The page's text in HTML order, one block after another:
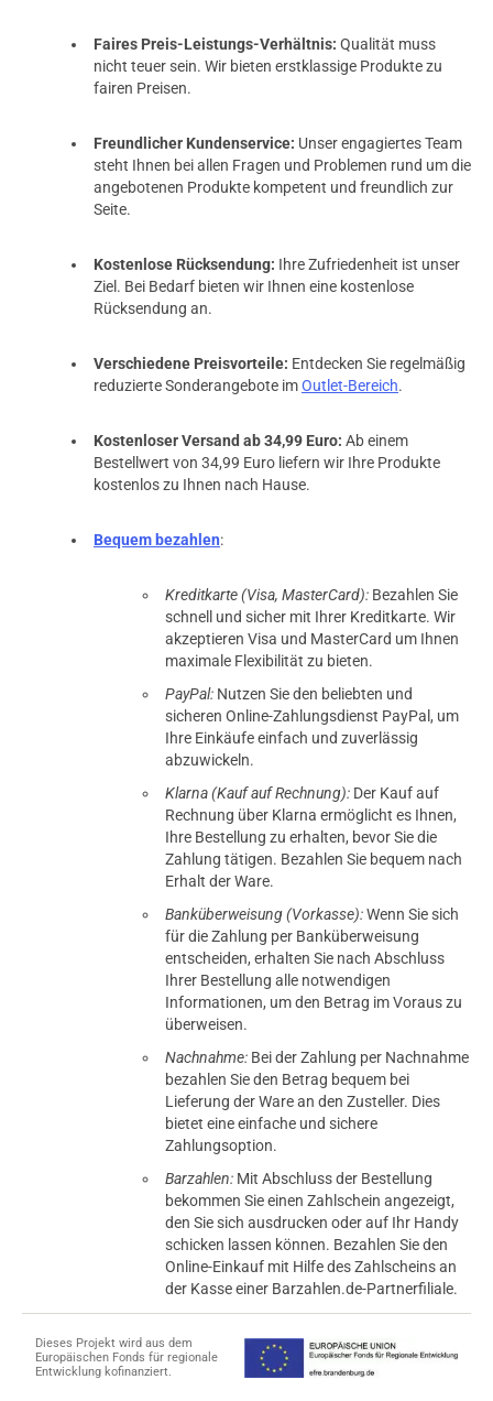
Faires Preis-Leistungs-Verhältnis: Qualität muss
nicht teuer sein. Wir bieten erstklassige Produkte zu
fairen Preisen.
Freundlicher Kundenservice: Unser engagiertes Team
steht Ihnen bei allen Fragen und Problemen rund um die
angebotenen Produkte kompetent und freundlich zur
Seite.
Kostenlose Rücksendung: Ihre Zufriedenheit ist unser
Ziel. Bei Bedarf bieten wir Ihnen eine kostenlose
Rücksendung an.
Verschiedene Preisvorteile: Entdecken Sie regelmäßig
reduzierte Sonderangebote imOutlet-Bereich.
Kostenloser Versand ab 34,99 Euro: Ab einem
Bestellwert von 34,99 Euro liefern wir Ihre Produkte
kostenlos zu Ihnen nach Hause.
Bequem bezahlen:
Kreditkarte (Visa, MasterCard): Bezahlen Sie
schnell und sicher mit Ihrer Kreditkarte. Wir
akzeptieren Visa und MasterCard um Ihnen
maximale Flexibilität zu bieten.
PayPal: Nutzen Sie den beliebten und
sicheren Online-Zahlungsdienst PayPal, um
Ihre Einkäufe einfach und zuverlässig
abzuwickeln.
Klarna (Kauf auf Rechnung): Der Kauf auf
Rechnung über Klarna ermöglicht es Ihnen,
Ihre Bestellung zu erhalten, bevor Sie die
Zahlung tätigen. Bezahlen Sie bequem nach
Erhalt der Ware.
Banküberweisung (Vorkasse):Wenn Sie sich
für die Zahlung per Banküberweisung
entscheiden, erhalten Sie nach Abschluss
Ihrer Bestellung alle notwendigen
Informationen, um den Betrag im Voraus zu
überweisen.
Nachnahme: Bei der Zahlung per Nachnahme
bezahlen Sie den Betrag bequem bei
Lieferung der Ware an den Zusteller. Dies
bietet eine einfache und sichere
Zahlungsoption.
Barzahlen: Mit Abschluss der Bestellung
bekommen Sie einen Zahlschein angezeigt,
den Sie sich ausdrucken oder auf Ihr Handy
schicken lassen können. Bezahlen Sie den
Online-Einkauf mit Hilfe des Zahlscheins an
der Kasse einer Barzahlen.de-Partnerfiliale.
Dieses Projekt wird aus dem
Europäischen Fonds für regionale
Entwicklung kofinanziert.